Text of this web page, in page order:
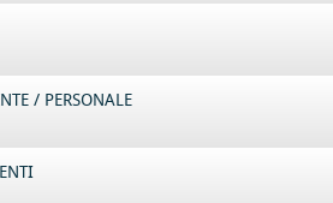
/ PERSONALE